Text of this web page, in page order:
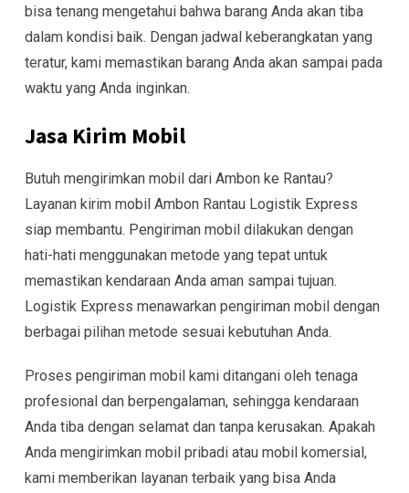
bisa tenang mengetahui bahwa barang Anda akan tiba
dalam kondisi baik. Dengan jadwal keberangkatan yang
teratur, kami memastikan barang Anda akan sampai pada
waktu yang Anda inginkan.
Jasa Kirim Mobil
Butuh mengirimkan mobil dari Ambon ke Rantau?
Layanan kirim mobil Ambon Rantau Logistik Express
siap membantu. Pengiriman mobil dilakukan dengan
hati-hati menggunakan metode yang tepat untuk
memastikan kendaraan Anda aman sampai tujuan.
Logistik Express menawarkan pengiriman mobil dengan
berbagai pilihan metode sesuai kebutuhan Anda.
Proses pengiriman mobil kami ditangani oleh tenaga
profesional dan berpengalaman, sehingga kendaraan
Anda tiba dengan selamat dan tanpa kerusakan. Apakah
Anda mengirimkan mobil pribadi atau mobil komersial,
kami memberikan layanan terbaik yang bisa Anda